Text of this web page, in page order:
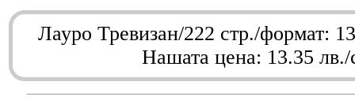
Лауро Тревизан/222 стр./формат:
Нашата цена: 13.35 лв./